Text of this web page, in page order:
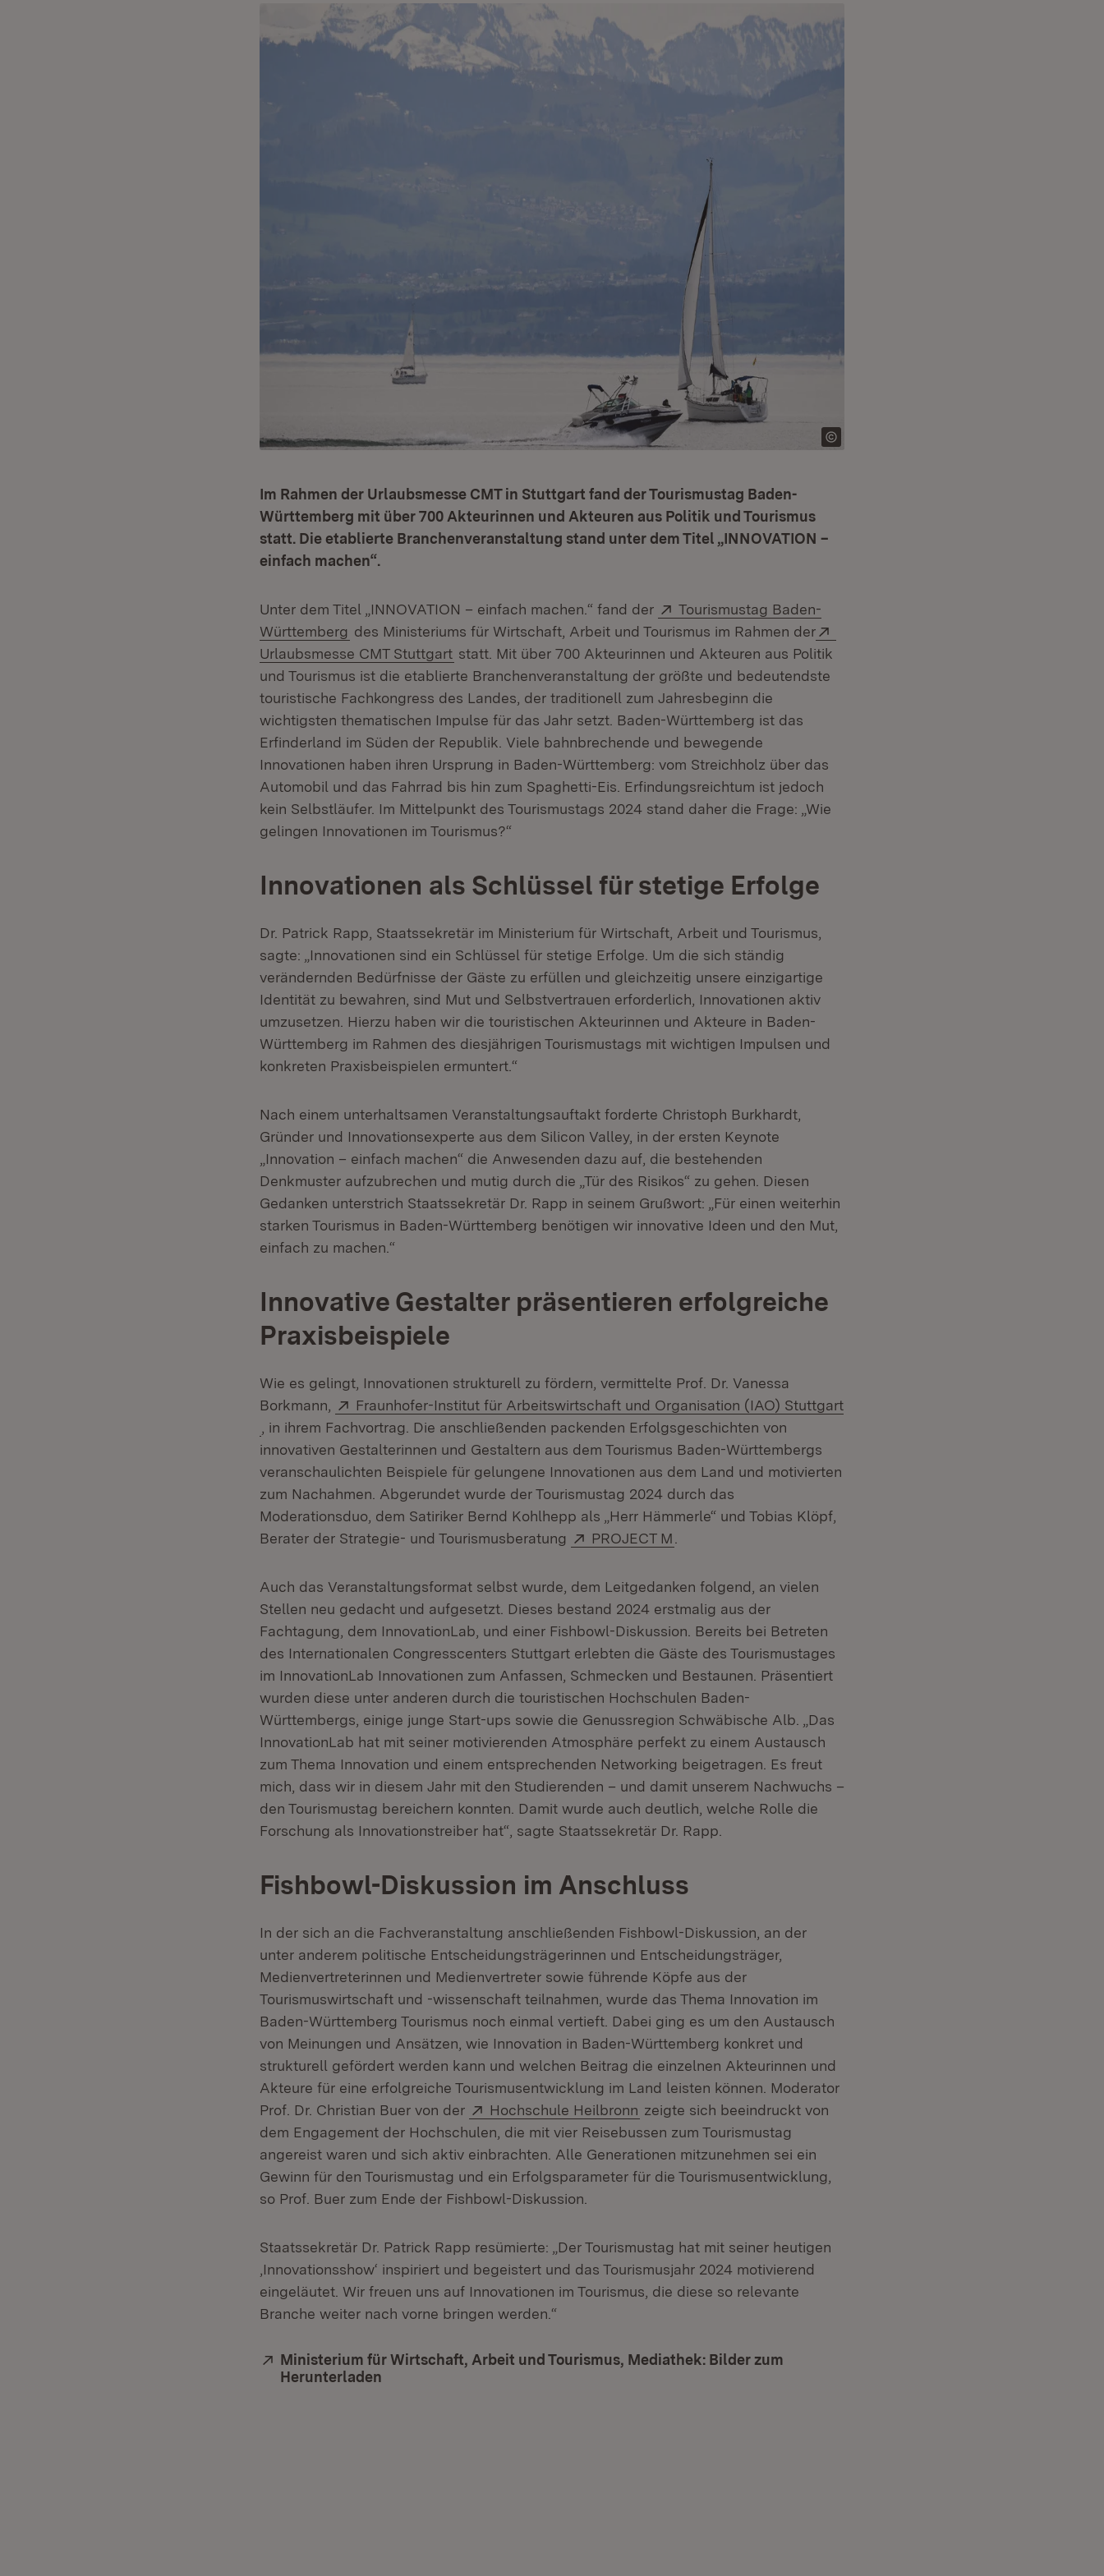
Im Rahmen der Urlaubsmesse CMT in Stuttgart fand der Tourismustag Baden-
Württemberg mit über 700 Akteurinnen und Akteuren aus Politik und Tourismus
statt. Die etablierte Branchenveranstaltung stand unter dem Titel „INNOVATION –
einfach machen“.
Unter dem Titel „INNOVATION – einfach machen.“ fand der Extern:
Tourismustag Baden-
Württemberg (Öffnet in neuem Fenster)
des Ministeriums für Wirtschaft, Arbeit und Tourismus im Rahmen der
Urlaubsmesse CMT Stuttgart (Öffnet in neuem Fenster)
statt. Mit über 700 Akteurinnen und Akteuren aus Politik
und Tourismus ist die etablierte Branchenveranstaltung der größte und bedeutendste
touristische Fachkongress des Landes, der traditionell zum Jahresbeginn die
wichtigsten thematischen Impulse für das Jahr setzt. Baden-Württemberg ist das
Erfinderland im Süden der Republik. Viele bahnbrechende und bewegende
Innovationen haben ihren Ursprung in Baden-Württemberg: vom Streichholz über das
Automobil und das Fahrrad bis hin zum Spaghetti-Eis. Erfindungsreichtum ist jedoch
kein Selbstläufer. Im Mittelpunkt des Tourismustags 2024 stand daher die Frage: „Wie
gelingen Innovationen im Tourismus?“
Innovationen als Schlüssel für stetige Erfolge
Dr. Patrick Rapp, Staatssekretär im Ministerium für Wirtschaft, Arbeit und Tourismus,
sagte: „Innovationen sind ein Schlüssel für stetige Erfolge. Um die sich ständig
verändernden Bedürfnisse der Gäste zu erfüllen und gleichzeitig unsere einzigartige
Identität zu bewahren, sind Mut und Selbstvertrauen erforderlich, Innovationen aktiv
umzusetzen. Hierzu haben wir die touristischen Akteurinnen und Akteure in Baden-
Württemberg im Rahmen des diesjährigen Tourismustags mit wichtigen Impulsen und
konkreten Praxisbeispielen ermuntert.“
Nach einem unterhaltsamen Veranstaltungsauftakt forderte Christoph Burkhardt,
Gründer und Innovationsexperte aus dem Silicon Valley, in der ersten Keynote
„Innovation – einfach machen“ die Anwesenden dazu auf, die bestehenden
Denkmuster aufzubrechen und mutig durch die „Tür des Risikos“ zu gehen. Diesen
Gedanken unterstrich Staatssekretär Dr. Rapp in seinem Grußwort: „Für einen weiterhin
starken Tourismus in Baden-Württemberg benötigen wir innovative Ideen und den Mut,
einfach zu machen.“
Innovative Gestalter präsentieren erfolgreiche
Praxisbeispiele
Wie es gelingt, Innovationen strukturell zu fördern, vermittelte Prof. Dr. Vanessa
Borkmann,
Extern:
Fraunhofer-Institut für Arbeitswirtschaft und Organisation (IAO) Stuttgart
(Öffnet in neuem Fenster)
, in ihrem Fachvortrag. Die anschließenden packenden Erfolgsgeschichten von
innovativen Gestalterinnen und Gestaltern aus dem Tourismus Baden-Württembergs
veranschaulichten Beispiele für gelungene Innovationen aus dem Land und motivierten
zum Nachahmen. Abgerundet wurde der Tourismustag 2024 durch das
Moderationsduo, dem Satiriker Bernd Kohlhepp als „Herr Hämmerle“ und Tobias Klöpf,
Berater der Strategie- und Tourismusberatung
Extern:
PROJECT M
Auch das Veranstaltungsformat selbst wurde, dem Leitgedanken folgend, an vielen
Stellen neu gedacht und aufgesetzt. Dieses bestand 2024 erstmalig aus der
Fachtagung, dem InnovationLab, und einer Fishbowl-Diskussion. Bereits bei Betreten
des Internationalen Congresscenters Stuttgart erlebten die Gäste des Tourismustages
im InnovationLab Innovationen zum Anfassen, Schmecken und Bestaunen. Präsentiert
wurden diese unter anderen durch die touristischen Hochschulen Baden-
Württembergs, einige junge Start-ups sowie die Genussregion Schwäbische Alb. „Das
InnovationLab hat mit seiner motivierenden Atmosphäre perfekt zu einem Austausch
zum Thema Innovation und einem entsprechenden Networking beigetragen. Es freut
mich, dass wir in diesem Jahr mit den Studierenden – und damit unserem Nachwuchs –
den Tourismustag bereichern konnten. Damit wurde auch deutlich, welche Rolle die
Forschung als Innovationstreiber hat“, sagte Staatssekretär Dr. Rapp.
Fishbowl-Diskussion im Anschluss
In der sich an die Fachveranstaltung anschließenden Fishbowl-Diskussion, an der
unter anderem politische Entscheidungsträgerinnen und Entscheidungsträger,
Medienvertreterinnen und Medienvertreter sowie führende Köpfe aus der
Tourismuswirtschaft und -wissenschaft teilnahmen, wurde das Thema Innovation im
Baden-Württemberg Tourismus noch einmal vertieft. Dabei ging es um den Austausch
von Meinungen und Ansätzen, wie Innovation in Baden-Württemberg konkret und
strukturell gefördert werden kann und welchen Beitrag die einzelnen Akteurinnen und
Akteure für eine erfolgreiche Tourismusentwicklung im Land leisten können. Moderator
Prof. Dr. Christian Buer von der
Extern:
Hochschule Heilbronn (Öffnet in neuem Fenster)
zeigte sich beeindruckt von
dem Engagement der Hochschulen, die mit vier Reisebussen zum Tourismustag
angereist waren und sich aktiv einbrachten. Alle Generationen mitzunehmen sei ein
Gewinn für den Tourismustag und ein Erfolgsparameter für die Tourismusentwicklung,
so Prof. Buer zum Ende der Fishbowl-Diskussion.
Staatssekretär Dr. Patrick Rapp resümierte: „Der Tourismustag hat mit seiner heutigen
‚Innovationsshow‘ inspiriert und begeistert und das Tourismusjahr 2024 motivierend
eingeläutet. Wir freuen uns auf Innovationen im Tourismus, die diese so relevante
Branche weiter nach vorne bringen werden.“
Extern:
Ministerium für Wirtschaft, Arbeit und Tourismus, Mediathek: Bilder zum
Herunterladen